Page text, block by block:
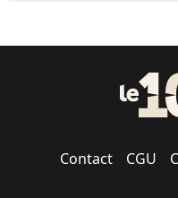
Contact CGU